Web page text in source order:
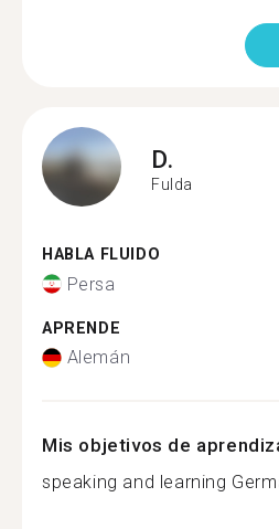
D.
Fulda
HABLA FLUIDO
Persa
APRENDE
Alemán
Mis objetivos de
speaking and learning